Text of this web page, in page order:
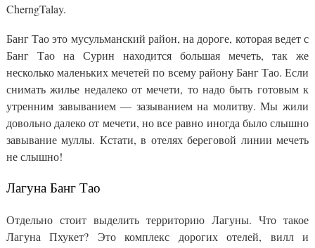
CherngTalay.
Банг Тао это мусульманский район, на дороге, которая ведет с
Банг Тао на Сурин находится большая мечеть, так же
несколько маленьких мечетей по всему району Банг Тао. Если
снимать жилье недалеко от мечети, то надо быть готовым к
утренним завыванием — зазыванием на молитву. Мы жили
довольно далеко от мечети, но все равно иногда было слышно
завывание муллы. Кстати, в отелях береговой линии мечеть
не слышно!
Лагуна Банг Тао
Отдельно стоит выделить территорию Лагуны. Что такое
Лагуна Пхукет? Это комплекс дорогих отелей, вилл и